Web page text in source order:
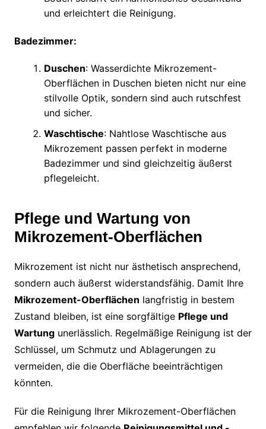
und erleichtert die Reinigung.
Badezimmer:
Duschen: Wasserdichte Mikrozement-
Oberflächen in Duschen bieten nicht nur eine
stilvolle Optik, sondern sind auch rutschfest
und sicher.
Waschtische: Nahtlose Waschtische aus
Mikrozement passen perfekt in moderne
Badezimmer und sind gleichzeitig äußerst
pflegeleicht.
Pflege und Wartung von
Mikrozement-Oberflächen
Mikrozement ist nicht nur ästhetisch ansprechend,
sondern auch äußerst widerstandsfähig. Damit Ihre
Mikrozement-Oberflächen langfristig in bestem
Zustand bleiben, ist eine sorgfältige Pflege und
Wartungunerlässlich. Regelmäßige Reinigung ist der
Schlüssel, um Schmutz und Ablagerungen zu
vermeiden, die die Oberfläche beeinträchtigen
könnten.
Für die Reinigung Ihrer Mikrozement-Oberflächen